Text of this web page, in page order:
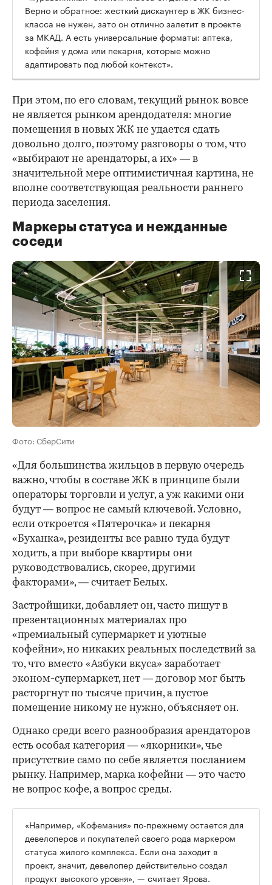
Верно и обратное: жесткий дискаунтер в ЖК бизнес-
класса не нужен, зато он отлично залетит в проекте
за МКАД. А есть универсальные форматы: аптека,
кофейня у дома или пекарня, которые можно
адаптировать под любой контекст».
При этом, по его словам, текущий рынок вовсе
не является рынком арендодателя: многие
помещения в новых ЖК не удается сдать
довольно долго, поэтому разговоры о том, что
«выбирают не арендаторы, а их» — в
значительной мере оптимистичная картина, не
вполне соответствующая реальности раннего
периода заселения.
Маркеры статуса и нежданные
соседи
Фото: СберСити
«Для большинства жильцов в первую очередь
важно, чтобы в составе ЖК в принципе были
операторы торговли и услуг, а уж какими они
будут — вопрос не самый ключевой. Условно,
если откроется «Пятерочка» и пекарня
«Буханка», резиденты все равно туда будут
ходить, а при выборе квартиры они
руководствовались, скорее, другими
факторами», — считает Белых.
Застройщики, добавляет он, часто пишут в
презентационных материалах про
«премиальный супермаркет и уютные
кофейни», но никаких реальных последствий за
то, что вместо «Азбуки вкуса» заработает
эконом-супермаркет, нет — договор мог быть
расторгнут по тысяче причин, а пустое
помещение никому не нужно, объясняет он.
Однако среди всего разнообразия арендаторов
есть особая категория — «якорники», чье
присутствие само по себе является посланием
рынку. Например, марка кофейни — это часто
не вопрос кофе, а вопрос среды.
«Например, «Кофемания» по-прежнему остается для
девелоперов и покупателей своего рода маркером
статуса жилого комплекса. Если она заходит в
проект, значит, девелопер действительно создал
продукт высокого уровня», — считает Ярова.